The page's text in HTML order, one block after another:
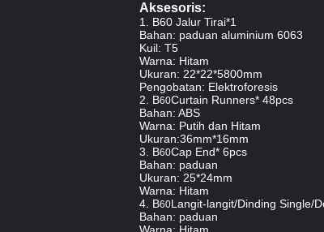
Aksesoris:
1. B60 Jalur Tirai*1
Bahan: paduan aluminium 6063
Kuil: T5
Warna: Hitam
Ukuran: 22*22*5800mm
Pengobatan: Elektroforesis
2. B60Curtain Runners* 48pcs
Bahan: ABS
Warna: Putih dan Hitam
Ukuran:36mm*16mm
3. B60Cap End* 6pcs
Bahan: paduan
Ukuran: 25*24mm
Warna: Hitam
4. B60Langit-langit/Dinding Single/
Bahan: paduan